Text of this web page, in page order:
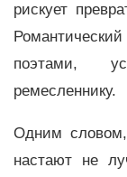
рискует
поэтами,
ремесленнику.
Одним словом,
настают не